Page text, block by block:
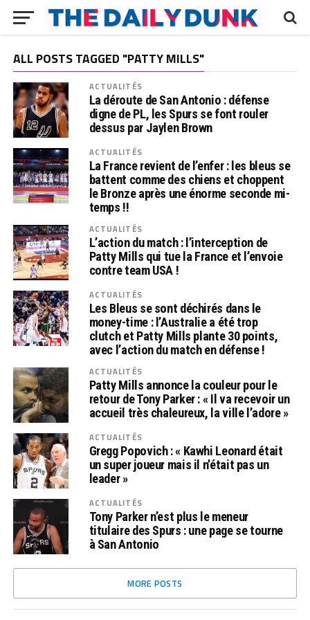
ALL POSTS TAGGED "PATTY MILLS"
ACTUALITÉS
La déroute de San Antonio : défense
digne de PL, les Spurs se font rouler
dessus par Jaylen Brown
ACTUALITÉS
La France revient de l’enfer : les bleus se
battent comme des chiens et choppent
le Bronze après une énorme seconde mi-
temps !!
ACTUALITÉS
L’action du match : l’interception de
Patty Mills qui tue la France et l’envoie
contre team USA !
ACTUALITÉS
Les Bleus se sont déchirés dans le
money-time : l’Australie a été trop
clutch et Patty Mills plante 30 points,
avec l’action du match en défense !
ACTUALITÉS
Patty Mills annonce la couleur pour le
retour de Tony Parker : « Il va recevoir un
accueil très chaleureux, la ville l’adore »
ACTUALITÉS
Gregg Popovich : « Kawhi Leonard était
un super joueur mais il n’était pas un
leader »
ACTUALITÉS
Tony Parker n’est plus le meneur
titulaire des Spurs : une page se tourne
à San Antonio
MORE POSTS